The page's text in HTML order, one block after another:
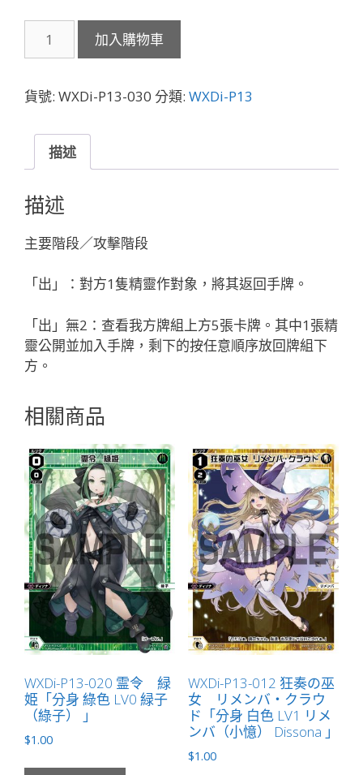
P13-
サ
ェ・
イ
ソ
レ
ー
ト
「輔
分
身
白
色
サ
ェ
（莎
榭）
」
數
量
加入購物車
貨號: WXDi-P13-030 分類: WXDi-P13
描述
描述
主要階段／攻擊階段
「出」：對方1隻精靈作對象，將其返回手牌。
「出」無2：查看我方牌組上方5張卡牌。其中1張精
靈公開並加入手牌，剩下的按任意順序放回牌組下
方。
相關商品
WXDi-P13-020 霊令 緑
姫「分身 綠色 LV0 緑子
（綠子） 」
$1.00
WXDi-P13-012 狂奏の巫
女 リメンバ・クラウ
ド「分身 白色 LV1 リメ
ンバ（小憶） Dissona 」
$1.00